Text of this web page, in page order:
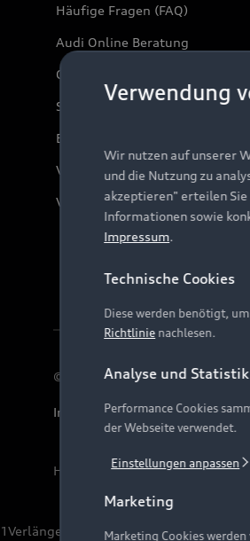
Häufige Fragen (FAQ)
Audi Online Beratung
Online-Terminvereinbarung
Servicekontakt
Bordbuch &
Verträge kündigen
Vertrag widerrufen
© 2026 AUDI AG. Alle Rechte
Impressum Rechtliches
Hinweis: Die aktuelle
1Verlängerung vorbehalten.
Verwendung
Wir nutzen auf unserer
und die Nutzung zu
akzeptieren" erteilen
Informationen sowie
Impressum.
Technische Cookies
Diese werden benötigt,
Richtlinie nachlesen.
Analyse und Statistik
Performance Cookies
der Webseite verwendet.
Einstellungen anpassen
Marketing
Marketing Cookies